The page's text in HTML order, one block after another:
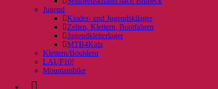
Jugend
Kinder- und Jugendskilager
Zelten, Klettern, Bootfahren
Jugendkletterlager
MTB4Kids
Klettern/Bouldern
LAUF10!
Mountainbike